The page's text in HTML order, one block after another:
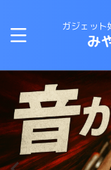
ガジェット
み